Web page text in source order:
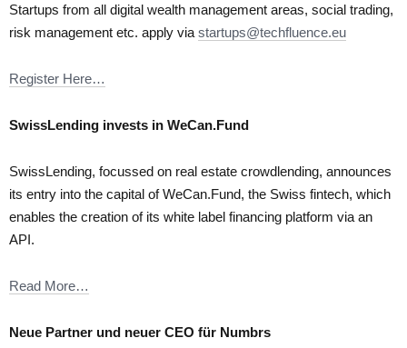
Startups from all digital wealth management areas, social trading,
risk management etc. apply via startups@techfluence.eu
Register Here…
SwissLending invests in WeCan.Fund
SwissLending, focussed on real estate crowdlending, announces
its entry into the capital of WeCan.Fund, the Swiss fintech, which
enables the creation of its white label financing platform via an
API.
Read More…
Neue Partner und neuer CEO für Numbrs